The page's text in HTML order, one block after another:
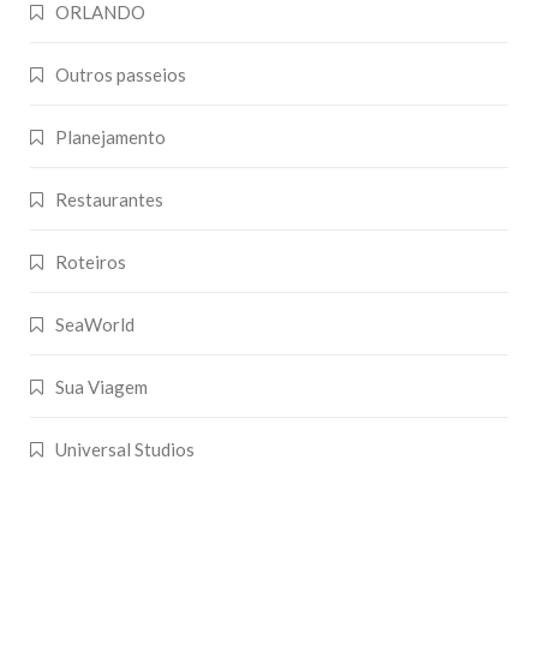
ORLANDO
Outros passeios
Planejamento
Restaurantes
Roteiros
SeaWorld
Sua Viagem
Universal Studios